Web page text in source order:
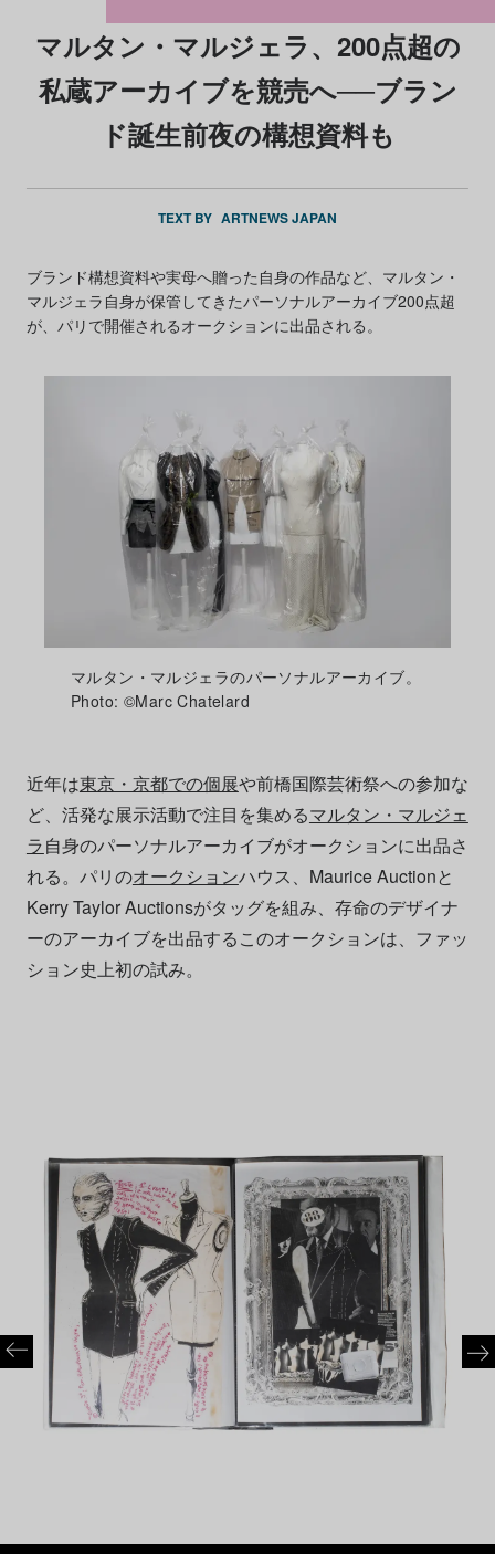
マルタン・マルジェラ、200点超の
私蔵アーカイブを競売へ──ブラン
ド誕生前夜の構想資料も
TEXT BY ARTNEWS JAPAN
ブランド構想資料や実母へ贈った自身の作品など、マルタン・
マルジェラ自身が保管してきたパーソナルアーカイブ200点超
が、パリで開催されるオークションに出品される。
マルタン・マルジェラのパーソナルアーカイブ。
Photo: ©Marc Chatelard
近年は東京・京都での個展や前橋国際芸術祭への参加な
ど、活発な展示活動で注目を集めるマルタン・マルジェ
ラ自身のパーソナルアーカイブがオークションに出品さ
れる。パリのオークションハウス、Maurice Auctionと
Kerry Taylor Auctionsがタッグを組み、存命のデザイナ
ーのアーカイブを出品するこのオークションは、ファッ
ション史上初の試み。